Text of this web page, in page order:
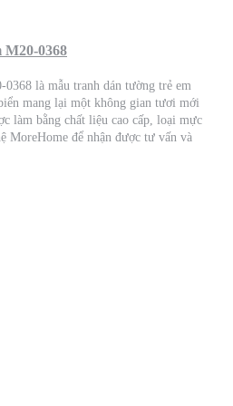
0368
là mẫu tranh dán tường trẻ em
mang lại một không gian tươi mới
làm bằng chất liệu cao cấp, loại mực
MoreHome để nhận được tư vấn và